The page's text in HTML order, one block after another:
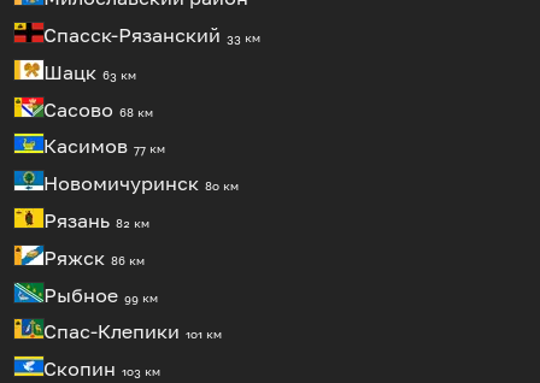
Спасск-Рязанский 33 км
Шацк 63 км
Сасово 68 км
Касимов 77 км
Новомичуринск 80 км
Рязань 82 км
Ряжск 86 км
Рыбное 99 км
Спас-Клепики 101 км
Скопин 103 км